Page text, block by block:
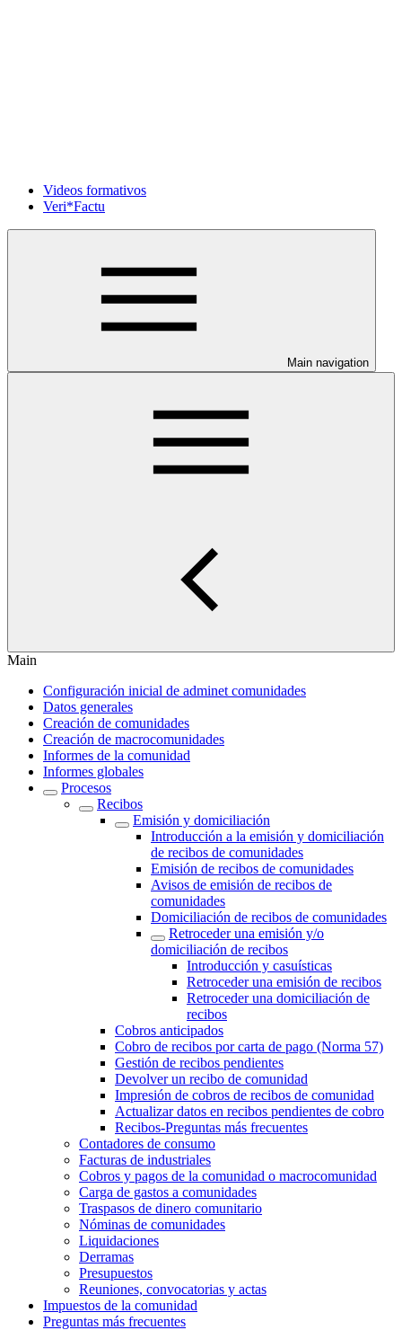
Videos formativos
Veri*Factu
Main navigation
Main
Configuración inicial de adminet comunidades
Datos generales
Creación de comunidades
Creación de macrocomunidades
Informes de la comunidad
Informes globales
Procesos
Recibos
Emisión y domiciliación
Introducción a la emisión y domiciliación
de recibos de comunidades
Emisión de recibos de comunidades
Avisos de emisión de recibos de
comunidades
Domiciliación de recibos de comunidades
Retroceder una emisión y/o
domiciliación de recibos
Introducción y casuísticas
Retroceder una emisión de recibos
Retroceder una domiciliación de
recibos
Cobros anticipados
Cobro de recibos por carta de pago (Norma 57)
Gestión de recibos pendientes
Devolver un recibo de comunidad
Impresión de cobros de recibos de comunidad
Actualizar datos en recibos pendientes de cobro
Recibos-Preguntas más frecuentes
Contadores de consumo
Facturas de industriales
Cobros y pagos de la comunidad o macrocomunidad
Carga de gastos a comunidades
Traspasos de dinero comunitario
Nóminas de comunidades
Liquidaciones
Derramas
Presupuestos
Reuniones, convocatorias y actas
Impuestos de la comunidad
Preguntas más frecuentes